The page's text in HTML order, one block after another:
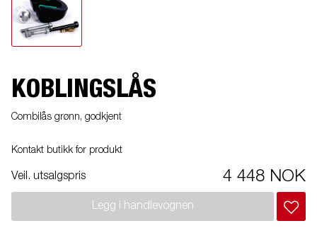
KOBLINGSLÅS
Combilås grønn, godkjent
Kontakt butikk for produkt
Veil. utsalgspris 4 448 NOK
Legg i handlevognen